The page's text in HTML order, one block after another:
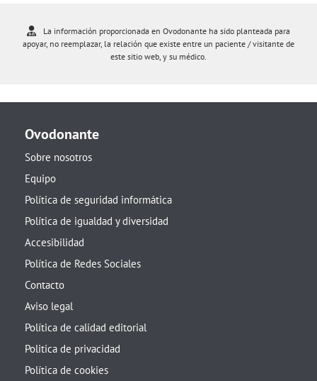
La información proporcionada en Ovodonante ha sido planteada para
apoyar, no reemplazar, la relación que existe entre un paciente / visitante de
este sitio web, y su médico.
Ovodonante
Sobre nosotros
Equipo
Política de seguridad informática
Política de igualdad y diversidad
Accesibilidad
Política de Redes Sociales
Contacto
Aviso legal
Política de calidad editorial
Politica de privacidad
Política de cookies